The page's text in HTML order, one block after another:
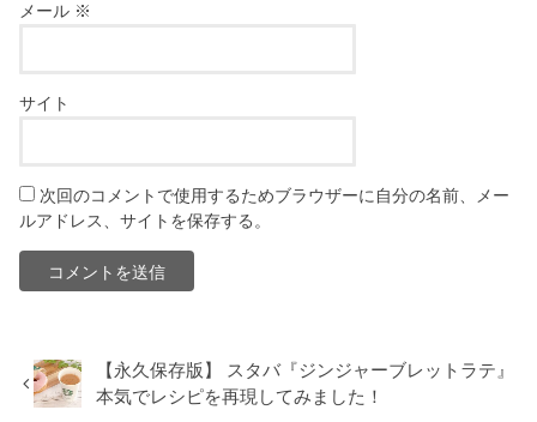
メール ※
サイト
次回のコメントで使用するためブラウザーに自分の名前、メー
ルアドレス、サイトを保存する。
【永久保存版】 スタバ『ジンジャーブレットラテ』
本気でレシピを再現してみました！